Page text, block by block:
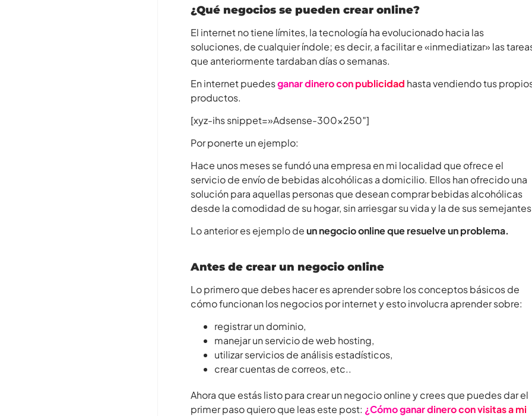
¿Qué negocios se pueden crear online?
El internet no tiene límites, la tecnología ha evolucionado hacia las
soluciones, de cualquier índole; es decir, a facilitar e «inmediatizar» las
que anteriormente tardaban días o semanas.
En internet puedesganar dinero con publicidad hasta vendiendo tus
productos.
[xyz-ihs snippet=»Adsense-300×250″]
Por ponerte un ejemplo:
Hace unos meses se fundó una empresa en mi localidad que ofrece el
servicio de envío de bebidas alcohólicas a domicilio. Ellos han ofrecido una
solución para aquellas personas que desean comprar bebidas alcohólicas
desde la comodidad de su hogar, sin arriesgar su vida y la de sus
Lo anterior es ejemplo deun negocio online que resuelve un problema.
Antes de crear un negocio online
Lo primero que debes hacer es aprender sobre los conceptos básicos de
cómo funcionan los negocios por internet y esto involucra aprender sobre:
registrar un dominio,
manejar un servicio de web hosting,
utilizar servicios de análisis estadísticos,
crear cuentas de correos, etc..
Ahora que estás listo para crear un negocio online y crees que puedes dar el
primer paso quiero que leas este post: ¿Cómo ganar dinero con visitas a mi